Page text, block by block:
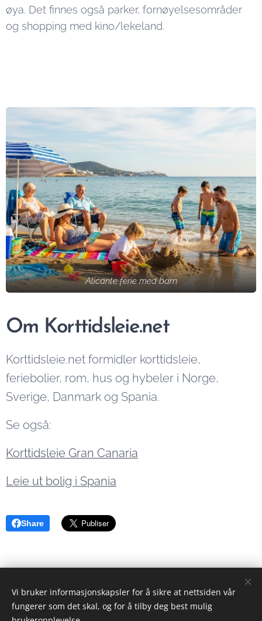
øya. Det finnes også parker, fornøyelsesområder
og shopping med kino/lekeland.
Alicante ferie med barn
Om Korttidsleie.net
Korttidsleie.net formidler korttidsleie,
feriebolier, rom, hus og hybeler i Norge,
Sverige, Danmark og Spania.
Se også:
Korttidsleie Gran Canaria
Leie ut bolig i Spania
Share
© 2023 Alle rettigheter forbeholdt
Vi bruker informasjonskapsler for å sikre at nettsiden vår
fungerer som det skal, og for å tilby deg best mulig